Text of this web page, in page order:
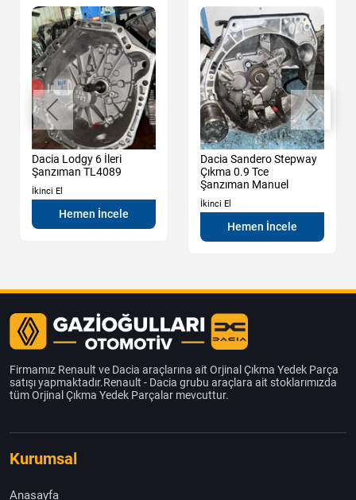
Dacia Lodgy 6 İleri
Şanzıman TL4089
İkinci El
Hemen İncele
Dacia Sandero Stepway
Çıkma 0.9 Tce
Şanzıman Manuel
İkinci El
Hemen İncele
Firmamız Renault ve Dacia araçlarına ait Orjinal Çıkma Yedek Parça
satışı yapmaktadır.Renault - Dacia grubu araçlara ait stoklarımızda
tüm Orjinal Çıkma Yedek Parçalar mevcuttur.
Kurumsal
Anasayfa